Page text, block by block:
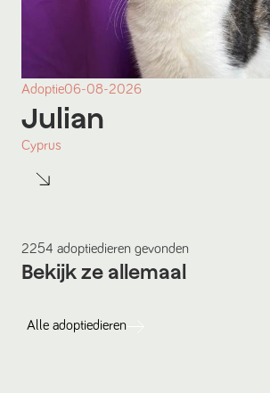
Adoptie06-08-2026
Julian
Cyprus
2254 adoptiedieren gevonden
Bekijk ze allemaal
Alle adoptiedieren